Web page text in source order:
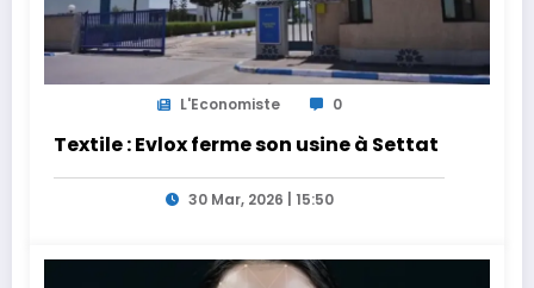
L'Economiste 0
Textile : Evlox ferme son usine à Settat
30 Mar, 2026 | 15:50